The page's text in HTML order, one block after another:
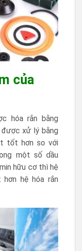
của
hóa rắn bằng
được xử lý bằng
tốt hơn so với
một số dầu
hữu cơ thì hệ
hệ hóa rắn